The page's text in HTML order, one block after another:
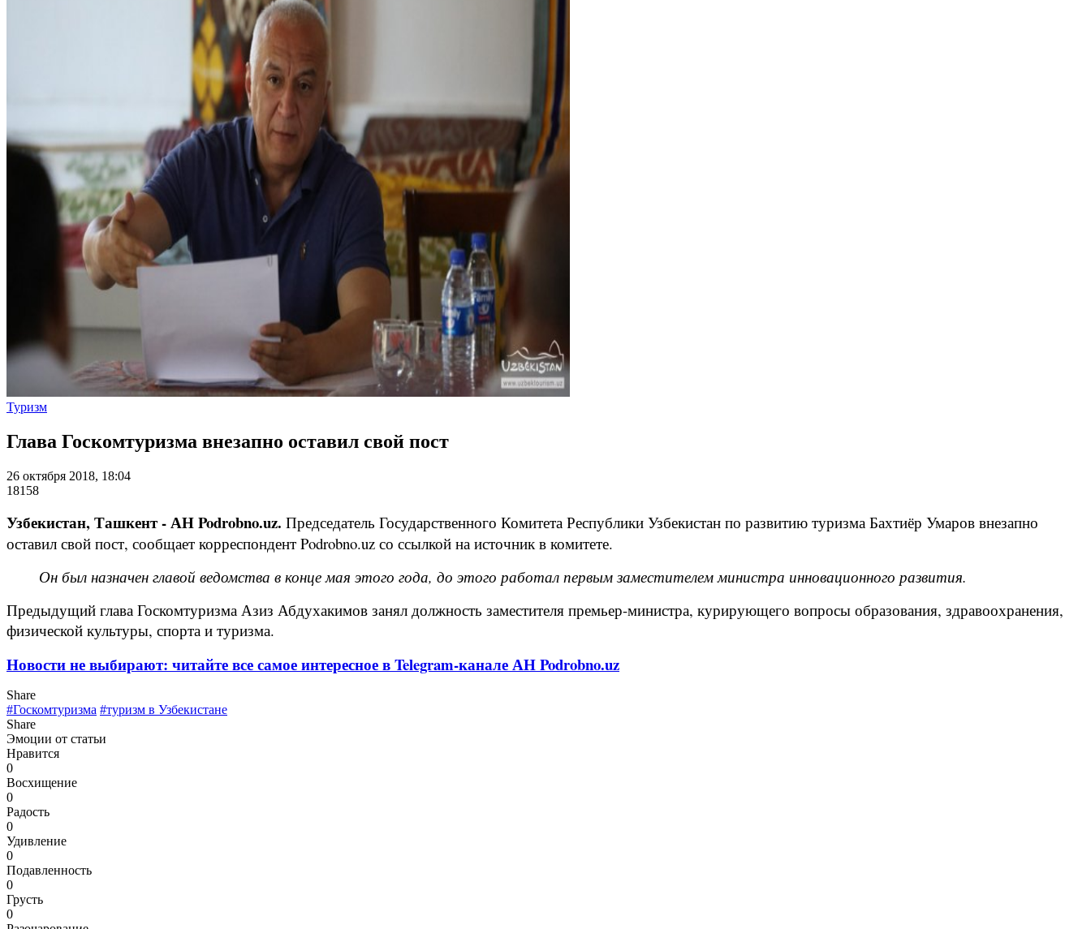
Туризм
Глава Госкомтуризма внезапно оставил свой пост
26 октября 2018, 18:04
18158
Узбекистан, Ташкент - АН Podrobno.uz. Председатель Государственного Комитета Республики Узбекистан по развитию туризма Бахтиёр Умаров внезапно
оставил свой пост, сообщает корреспондент Podrobno.uz со ссылкой на источник в комитете.
Он был назначен главой ведомства в конце мая этого года, до этого работал первым заместителем министра инновационного развития.
Предыдущий глава Госкомтуризма Азиз Абдухакимов занял должность заместителя премьер-министра, курирующего вопросы образования, здравоохранения,
физической культуры, спорта и туризма.
Новости не выбирают: читайте все самое интересное в Telegram-канале АН Podrobno.uz
Share
#Госкомтуризма #туризм в Узбекистане
Share
Эмоции от статьи
Нравится
0
Восхищение
0
Радость
0
Удивление
0
Подавленность
0
Грусть
0